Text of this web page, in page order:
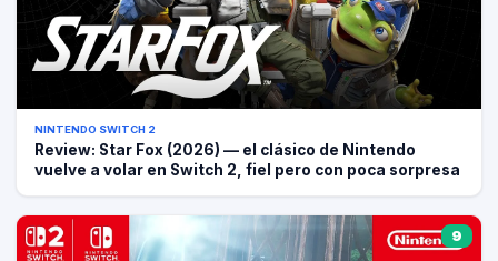
NINTENDO SWITCH 2
Review: Star Fox (2026) — el clásico de Nintendo
vuelve a volar en Switch 2, fiel pero con poca sorpresa
9